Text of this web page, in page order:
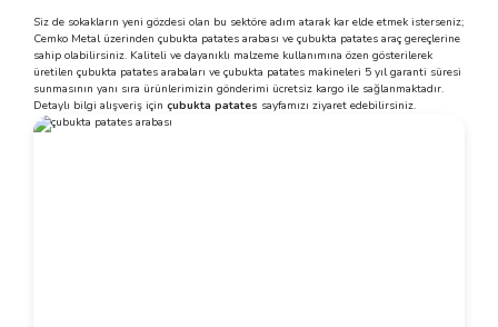
Siz de sokakların yeni gözdesi olan bu sektöre adım atarak kar elde etmek isterseniz;
Cemko Metal üzerinden çubukta patates arabası ve çubukta patates araç gereçlerine
sahip olabilirsiniz. Kaliteli ve dayanıklı malzeme kullanımına özen gösterilerek
üretilen çubukta patates arabaları ve çubukta patates makineleri 5 yıl garanti süresi
sunmasının yanı sıra ürünlerimizin gönderimi ücretsiz kargo ile sağlanmaktadır.
Detaylı bilgi alışveriş için çubukta patates sayfamızı ziyaret edebilirsiniz.